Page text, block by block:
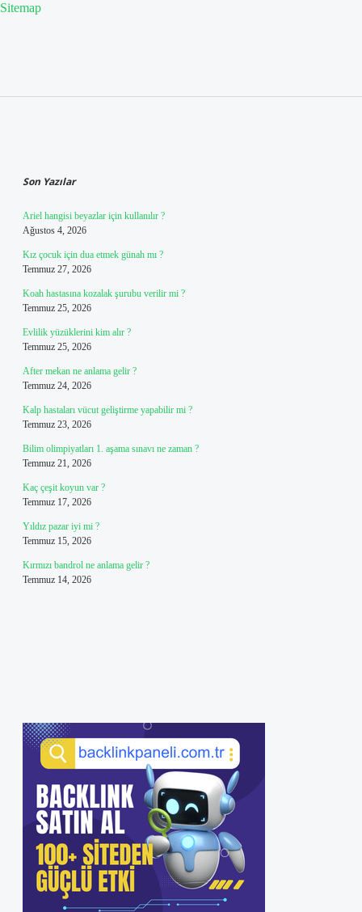
Sitemap
Son Yazılar
Ariel hangisi beyazlar için kullanılır ?
Ağustos 4, 2026
Kız çocuk için dua etmek günah mı ?
Temmuz 27, 2026
Koah hastasına kozalak şurubu verilir mi ?
Temmuz 25, 2026
Evlilik yüzüklerini kim alır ?
Temmuz 25, 2026
After mekan ne anlama gelir ?
Temmuz 24, 2026
Kalp hastaları vücut geliştirme yapabilir mi ?
Temmuz 23, 2026
Bilim olimpiyatları 1. aşama sınavı ne zaman ?
Temmuz 21, 2026
Kaç çeşit koyun var ?
Temmuz 17, 2026
Yıldız pazar iyi mi ?
Temmuz 15, 2026
Kırmızı bandrol ne anlama gelir ?
Temmuz 14, 2026